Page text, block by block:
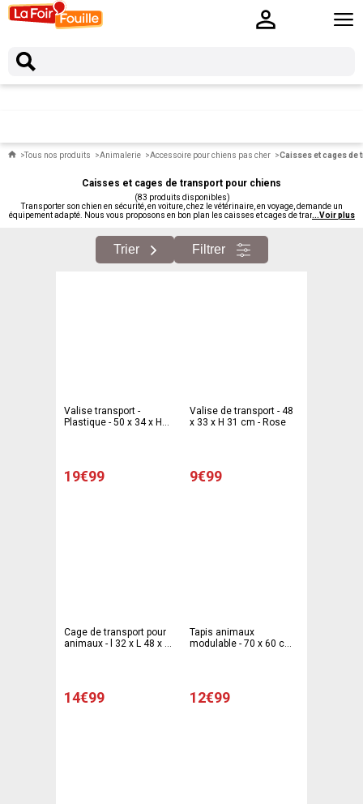
Tous nos produits Animalerie Accessoire pour chiens pas cher Caisses et cages de
Caisses et cages de transport pour chiens
(83 produits disponibles)
Transporter son chien en sécurité, en voiture, chez le vétérinaire, en voyage, demande un
équipement adapté. Nous vous proposons en bon plan les caisses et cages de transport : tous
...Voir plus
Trier Filtrer
Valise transport -
Plastique - 50 x 34 x H
19€99
Valise de transport - 48
x 33 x H 31 cm - Rose
9€99
Cage de transport pour
animaux - l 32 x L 48 x H
14€99
Tapis animaux
modulable - 70 x 60 cm -
12€99